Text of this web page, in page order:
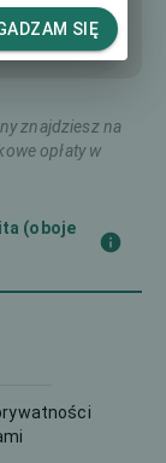
znajdziesz na
opłaty w
(oboje
SIĘ